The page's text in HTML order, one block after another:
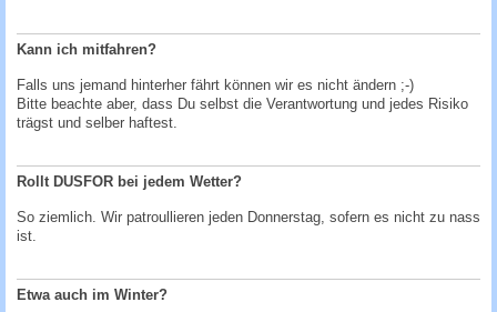
Kann ich mitfahren?
Falls uns jemand hinterher fährt können wir es nicht ändern ;-)
Bitte beachte aber, dass Du selbst die Verantwortung und jedes Risiko
trägst und selber haftest.
Rollt DUSFOR bei jedem Wetter?
So ziemlich. Wir patroullieren jeden Donnerstag, sofern es nicht zu nass
ist.
Etwa auch im Winter?